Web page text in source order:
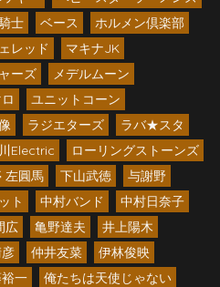
士 ベース
ホルメン倶楽部
レッド
マキナJK
ーズ
メデルムーン
ユニットコーン
ラジエターズ
ラバ★スタ
Electric
ローリングストーンズ
左圓馬 下山武徳
与謝野
ト 中村バンド
中村日奈子
広 亀野達夫
井上陽木
仲井友菜
伊林俊映
一
俺たちは天使じゃない